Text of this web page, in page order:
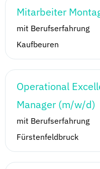
Mitarbeiter
mit Berufserfahrung
Kaufbeuren
Operational
Manager (m/w/d)
mit Berufserfahrung
Fürstenfeldbruck